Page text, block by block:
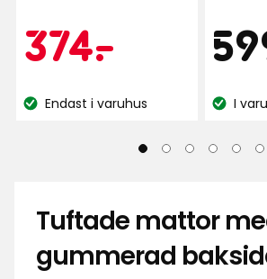
49
recensioner
374-
.
kr
Lagersaldo:
Endast i varuhus I
Tuftade mattor
gummerad